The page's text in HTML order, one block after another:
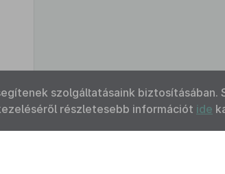
szolgáltatásaink
részletesebb információt ide